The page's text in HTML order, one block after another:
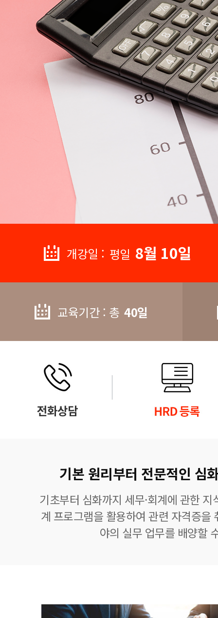
개강일 : 평일 8월 10일
교육기간 : 총 40일
기본 원리부터 전문적인 심
기초부터 심화까지 세무·회계에 관한
계 프로그램을 활용하여 관련 자격증을
야의 실무 업무를 배양할